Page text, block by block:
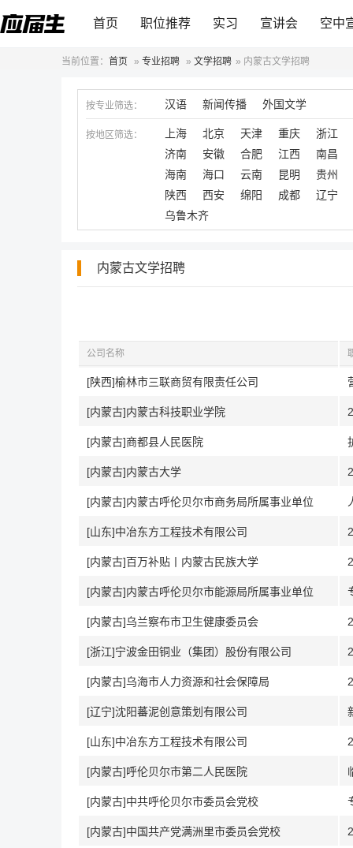
首页 职位推荐 实习 宣讲会 空中
当前位置： 首页 » 专业招聘 » 文学招聘 » 内蒙古文学招聘
按专业筛选： 汉语 新闻传播 外国文学
按地区筛选： 上海 北京 天津 重庆
浙江
济南
安徽 合肥 江西
南昌
海南
海口 云南 昆明
贵州
陕西
西安 绵阳 成都
辽宁
乌鲁木齐
内蒙古文学招聘
公司名称
[陕西]榆林市三联商贸有限责任公司
[内蒙古]内蒙古科技职业学院
[内蒙古]商都县人民医院
[内蒙古]内蒙古大学
[内蒙古]内蒙古呼伦贝尔市商务局所属事业单位
[山东]中冶东方工程技术有限公司
[内蒙古]百万补贴丨内蒙古民族大学
[内蒙古]内蒙古呼伦贝尔市能源局所属事业单位
[内蒙古]乌兰察布市卫生健康委员会
[浙江]宁波金田铜业（集团）股份有限公司
[内蒙古]乌海市人力资源和社会保障局
[辽宁]沈阳蕃泥创意策划有限公司
[山东]中冶东方工程技术有限公司
[内蒙古]呼伦贝尔市第二人民医院
[内蒙古]中共呼伦贝尔市委员会党校
[内蒙古]中国共产党满洲里市委员会党校